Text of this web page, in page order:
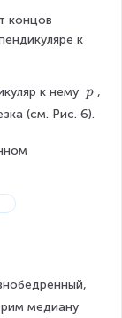
концов
к
к нему \
\
p ,
(см. Рис. 6).
медиану